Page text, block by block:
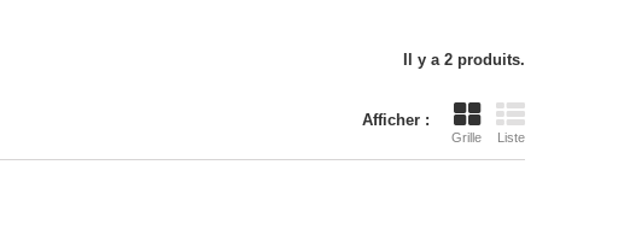
Il y a 2 produits.
Afficher :
Grille Liste